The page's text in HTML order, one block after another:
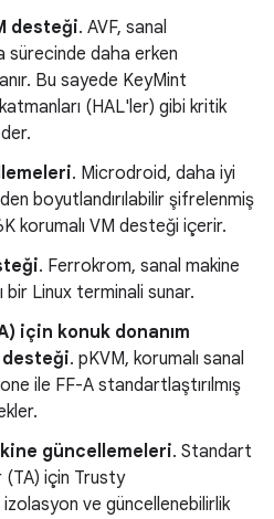
desteği. AVF, sanal
sürecinde daha erken
Bu sayede KeyMint
(HAL'ler) gibi kritik
. Microdroid, daha iyi
boyutlandırılabilir şifrelenmiş
korumalı VM desteği içerir.
. Ferrokrom, sanal makine
bir Linux terminali sunar.
için konuk donanım
desteği. pKVM, korumalı sanal
ile FF-A standartlaştırılmış
güncellemeleri. Standart
(TA) için Trusty
ve güncellenebilirlik